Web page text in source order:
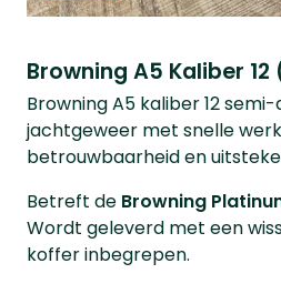
Browning A5 Kaliber
Browning A5 kaliber 12
jachtgeweer met snelle
betrouwbaarheid en
Betreft de Browning
Wordt geleverd met een
koffer inbegrepen.